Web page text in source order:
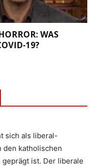
WAS
19?
sich als liberal-
den katholischen
ist. Der liberale